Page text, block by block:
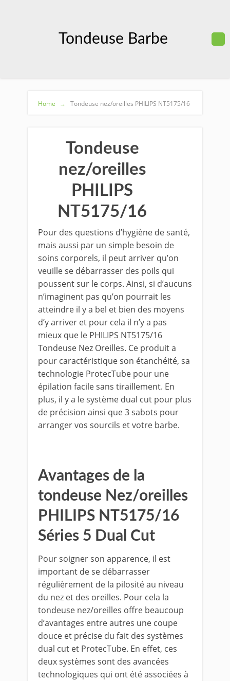
Tondeuse Barbe
Home → Tondeuse nez/oreilles PHILIPS NT5175/16
Tondeuse
nez/oreilles
PHILIPS
NT5175/16
Pour des questions d’hygiène de santé,
mais aussi par un simple besoin de
soins corporels, il peut arriver qu’on
veuille se débarrasser des poils qui
poussent sur le corps. Ainsi, si d’aucuns
n’imaginent pas qu’on pourrait les
atteindre il y a bel et bien des moyens
d’y arriver et pour cela il n’y a pas
mieux que le PHILIPS NT5175/16
Tondeuse Nez Oreilles. Ce produit a
pour caractéristique son étanchéité, sa
technologie ProtecTube pour une
épilation facile sans tiraillement. En
plus, il y a le système dual cut pour plus
de précision ainsi que 3 sabots pour
arranger vos sourcils et votre barbe.
Avantages de la
tondeuse Nez/oreilles
PHILIPS NT5175/16
Séries 5 Dual Cut
Pour soigner son apparence, il est
important de se débarrasser
régulièrement de la pilosité au niveau
du nez et des oreilles. Pour cela la
tondeuse nez/oreilles offre beaucoup
d’avantages entre autres une coupe
douce et précise du fait des systèmes
dual cut et ProtecTube. En effet, ces
deux systèmes sont des avancées
technologiques qui ont été associées à